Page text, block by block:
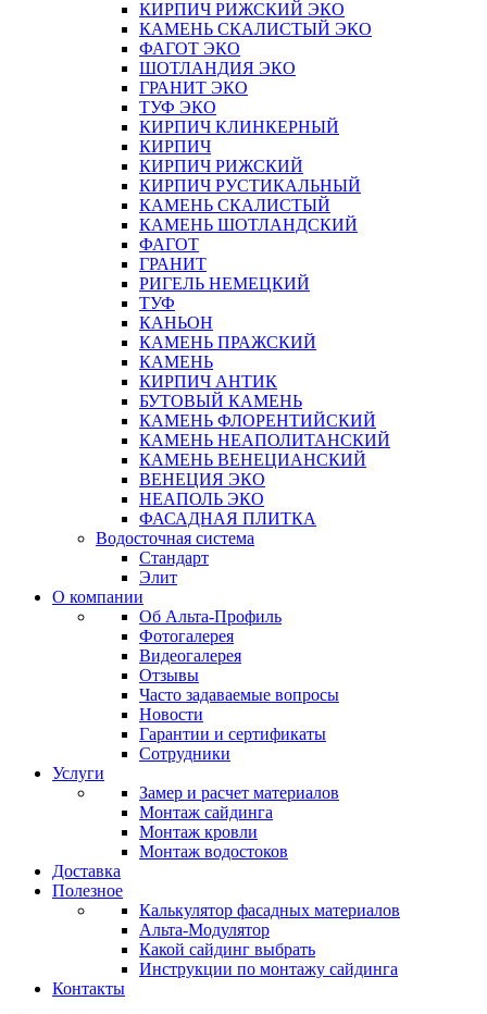
КИРПИЧ РИЖСКИЙ ЭКО
КАМЕНЬ СКАЛИСТЫЙ ЭКО
ФАГОТ ЭКО
ШОТЛАНДИЯ ЭКО
ГРАНИТ ЭКО
ТУФ ЭКО
КИРПИЧ КЛИНКЕРНЫЙ
КИРПИЧ
КИРПИЧ РИЖСКИЙ
КИРПИЧ РУСТИКАЛЬНЫЙ
КАМЕНЬ СКАЛИСТЫЙ
КАМЕНЬ ШОТЛАНДСКИЙ
ФАГОТ
ГРАНИТ
РИГЕЛЬ НЕМЕЦКИЙ
ТУФ
КАНЬОН
КАМЕНЬ ПРАЖСКИЙ
КАМЕНЬ
КИРПИЧ АНТИК
БУТОВЫЙ КАМЕНЬ
КАМЕНЬ ФЛОРЕНТИЙСКИЙ
КАМЕНЬ НЕАПОЛИТАНСКИЙ
КАМЕНЬ ВЕНЕЦИАНСКИЙ
ВЕНЕЦИЯ ЭКО
НЕАПОЛЬ ЭКО
ФАСАДНАЯ ПЛИТКА
Водосточная система
Стандарт
Элит
О компании
Об Альта-Профиль
Фотогалерея
Видеогалерея
Отзывы
Часто задаваемые вопросы
Новости
Гарантии и сертификаты
Сотрудники
Услуги
Замер и расчет материалов
Монтаж сайдинга
Монтаж кровли
Монтаж водостоков
Доставка
Полезное
Калькулятор фасадных материалов
Альта-Модулятор
Какой сайдинг выбрать
Инструкции по монтажу сайдинга
Контакты